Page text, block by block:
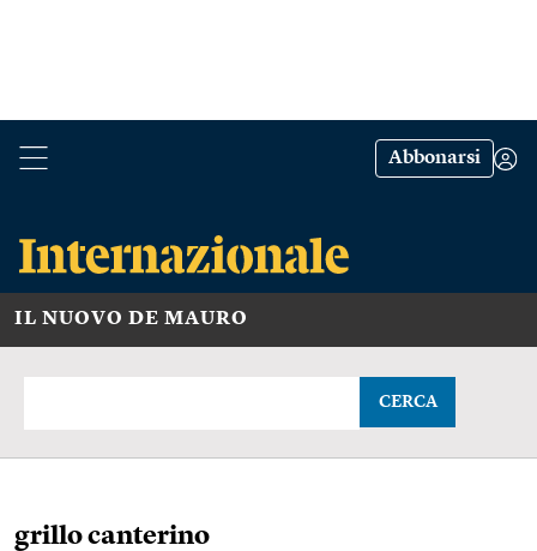
Abbonarsi
IL NUOVO DE MAURO
CERCA
grillo canterino